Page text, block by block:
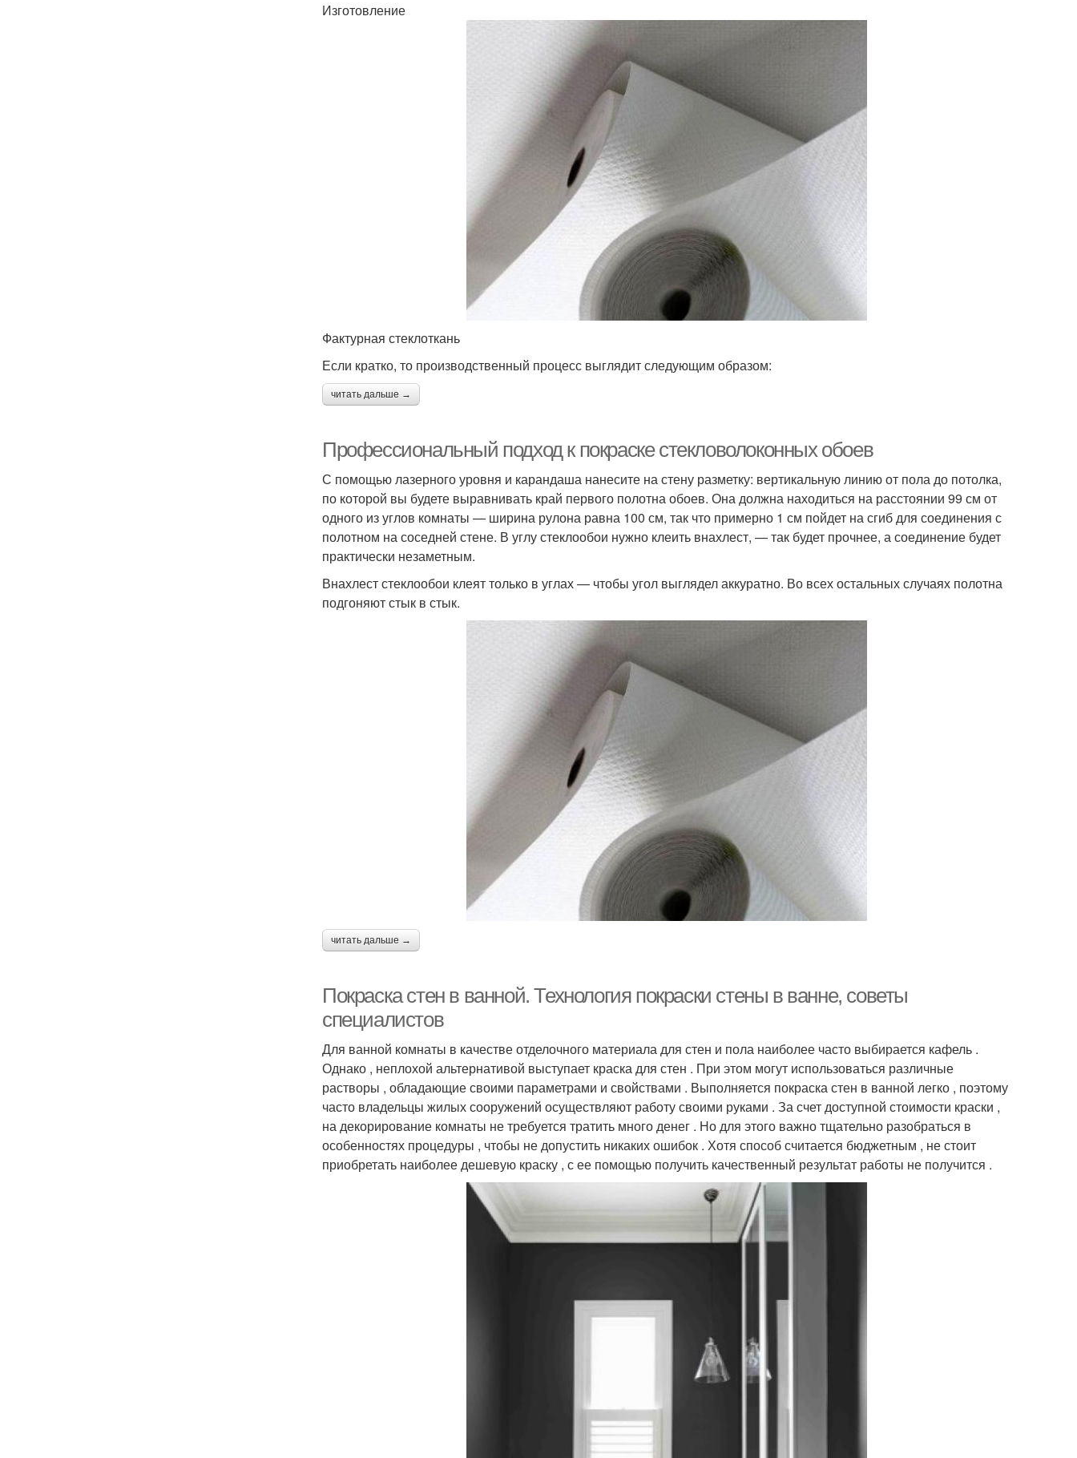
Изготовление
Фактурная стеклоткань
Если кратко, то производственный процесс выглядит следующим образом:
читать дальше →
Профессиональный подход к покраске стекловолоконных обоев
С помощью лазерного уровня и карандаша нанесите на стену разметку: вертикальную линию от пола до потолка,
по которой вы будете выравнивать край первого полотна обоев. Она должна находиться на расстоянии 99 см от
одного из углов комнаты — ширина рулона равна 100 см, так что примерно 1 см пойдет на сгиб для соединения с
полотном на соседней стене. В углу стеклообои нужно клеить внахлест, — так будет прочнее, а соединение будет
практически незаметным.
Внахлест стеклообои клеят только в углах — чтобы угол выглядел аккуратно. Во всех остальных случаях полотна
подгоняют стык в стык.
читать дальше →
Покраска стен в ванной. Технология покраски стены в ванне, советы
специалистов
Для ванной комнаты в качестве отделочного материала для стен и пола наиболее часто выбирается кафель .
Однако , неплохой альтернативой выступает краска для стен . При этом могут использоваться различные
растворы , обладающие своими параметрами и свойствами . Выполняется покраска стен в ванной легко , поэтому
часто владельцы жилых сооружений осуществляют работу своими руками . За счет доступной стоимости краски ,
на декорирование комнаты не требуется тратить много денег . Но для этого важно тщательно разобраться в
особенностях процедуры , чтобы не допустить никаких ошибок . Хотя способ считается бюджетным , не стоит
приобретать наиболее дешевую краску , с ее помощью получить качественный результат работы не получится .